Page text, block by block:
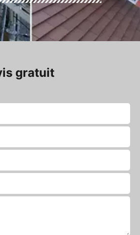
gratuit